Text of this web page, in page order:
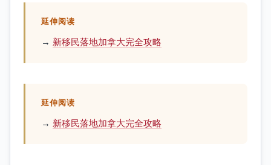
延伸阅读
→ 新移民落地加拿大完全攻略
延伸阅读
→ 新移民落地加拿大完全攻略